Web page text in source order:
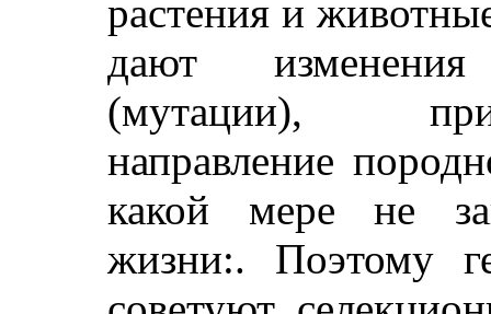
растения и
дают
(мутации),
направление
какой мере не
жизни:. Поэтому